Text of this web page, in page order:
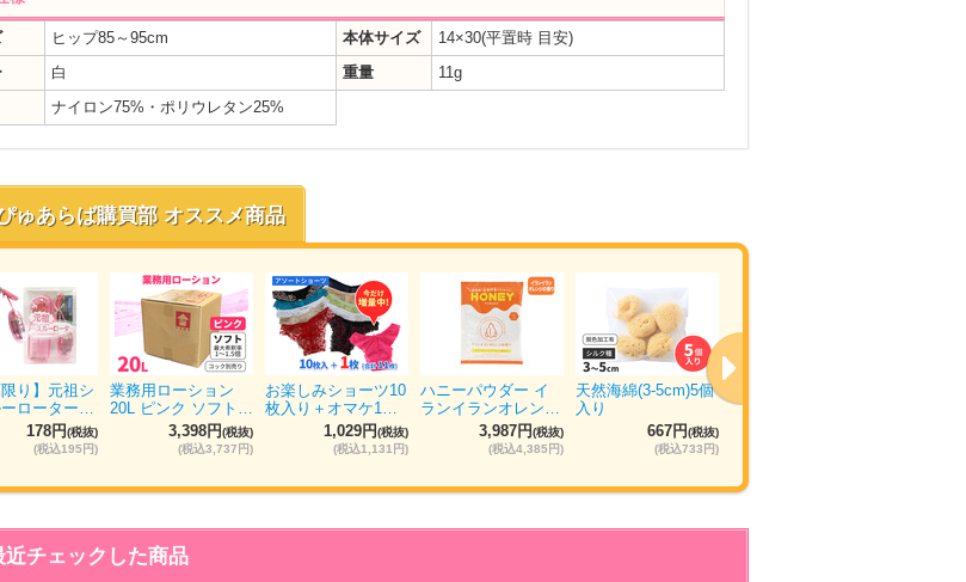
ヒップ85～95cm 本体サイズ
14×30(平置時 目安)
白 重量
11g
ナイロン75%・ポリウレタン25%
ゅあらば購買部 オススメ商品
り】元祖シ
ーローター…
178円(税抜)
(税込195円)
業務用ローション
20L ピンク ソフト…
3,398円(税抜)
(税込3,737円)
お楽しみショーツ10
枚入り＋オマケ1…
1,029円(税抜)
(税込1,131円)
ハニーパウダー イ
ランイランオレン…
3,987円(税抜)
(税込4,385円)
天然海綿(3-5cm)5個
入り
667円(税抜)
(税込733円)
近チェックした商品